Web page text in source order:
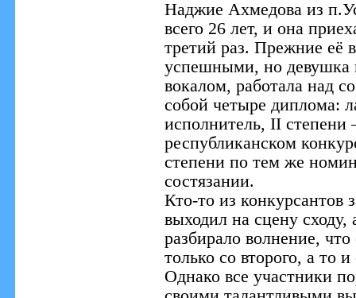
Наджие Ахмедова из
всего 26 лет, и она
третий раз. Прежние её
успешными, но девушка
вокалом, работала над
собой четыре диплома:
исполнитель, II степени
республиканском
степени по тем же
состязании.
Кто-то из конкурсантов
выходил на сцену сходу,
разбирало волнение,
только со второго, а то
Однако все участники